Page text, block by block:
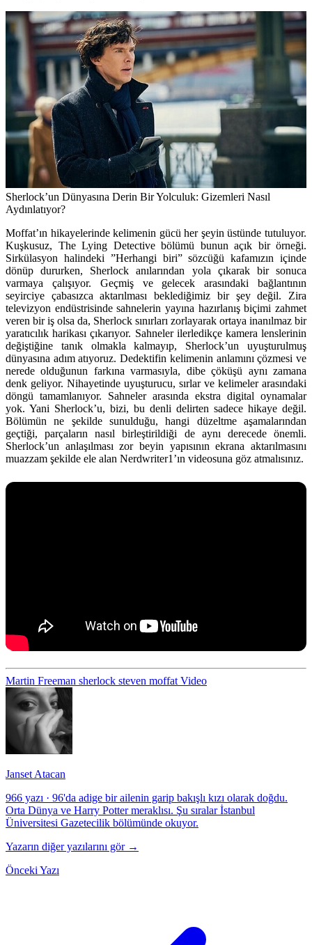
Sherlock’un Dünyasına Derin Bir Yolculuk: Gizemleri Nasıl
Aydınlatıyor?
Moffat’ın hikayelerinde kelimenin gücü her şeyin üstünde tutuluyor.
Kuşkusuz, The Lying Detective bölümü bunun açık bir örneği.
Sirkülasyon halindeki ”Herhangi biri” sözcüğü kafamızın içinde
dönüp dururken, Sherlock anılarından yola çıkarak bir sonuca
varmaya çalışıyor. Geçmiş ve gelecek arasındaki bağlantının
seyirciye çabasızca aktarılması beklediğimiz bir şey değil. Zira
televizyon endüstrisinde sahnelerin yayına hazırlanış biçimi zahmet
veren bir iş olsa da, Sherlock sınırları zorlayarak ortaya inanılmaz bir
yaratıcılık harikası çıkarıyor. Sahneler ilerledikçe kamera lenslerinin
değiştiğine tanık olmakla kalmayıp, Sherlock’un uyuşturulmuş
dünyasına adım atıyoruz. Dedektifin kelimenin anlamını çözmesi ve
nerede olduğunun farkına varmasıyla, dibe çöküşü aynı zamana
denk geliyor. Nihayetinde uyuşturucu, sırlar ve kelimeler arasındaki
döngü tamamlanıyor. Sahneler arasında ekstra digital oynamalar
yok. Yani Sherlock’u, bizi, bu denli delirten sadece hikaye değil.
Bölümün ne şekilde sunulduğu, hangi düzeltme aşamalarından
geçtiği, parçaların nasıl birleştirildiği de aynı derecede önemli.
Sherlock’un anlaşılması zor beyin yapısının ekrana aktarılmasını
muazzam şekilde ele alan Nerdwriter1’ın videosuna göz atmalısınız.
Martin Freeman sherlock steven moffat Video
Janset Atacan
966 yazı · 96'da adige bir ailenin garip bakışlı kızı olarak doğdu.
Orta Dünya ve Harry Potter meraklısı. Şu sıralar İstanbul
Üniversitesi Gazetecilik bölümünde okuyor.
Yazarın diğer yazılarını gör →
Önceki Yazı